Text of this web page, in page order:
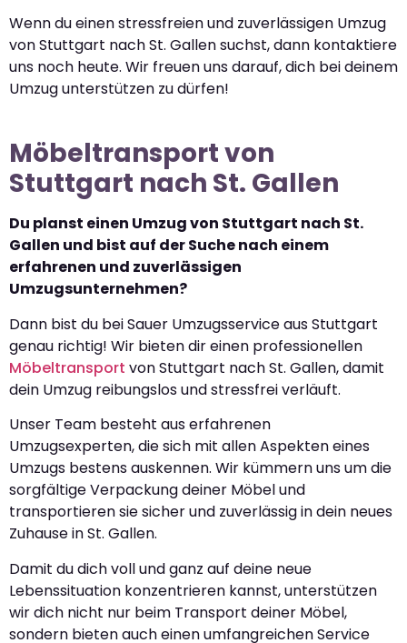
Wenn du einen stressfreien und zuverlässigen Umzug
von Stuttgart nach St. Gallen suchst, dann kontaktiere
uns noch heute. Wir freuen uns darauf, dich bei deinem
Umzug unterstützen zu dürfen!
Möbeltransport von
Stuttgart nach St. Gallen
Du planst einen Umzug von Stuttgart nach St.
Gallen und bist auf der Suche nach einem
erfahrenen und zuverlässigen
Umzugsunternehmen?
Dann bist du bei Sauer Umzugsservice aus Stuttgart
genau richtig! Wir bieten dir einen professionellen
Möbeltransport von Stuttgart nach St. Gallen, damit
dein Umzug reibungslos und stressfrei verläuft.
Unser Team besteht aus erfahrenen
Umzugsexperten, die sich mit allen Aspekten eines
Umzugs bestens auskennen. Wir kümmern uns um die
sorgfältige Verpackung deiner Möbel und
transportieren sie sicher und zuverlässig in dein neues
Zuhause in St. Gallen.
Damit du dich voll und ganz auf deine neue
Lebenssituation konzentrieren kannst, unterstützen
wir dich nicht nur beim Transport deiner Möbel,
sondern bieten auch einen umfangreichen Service